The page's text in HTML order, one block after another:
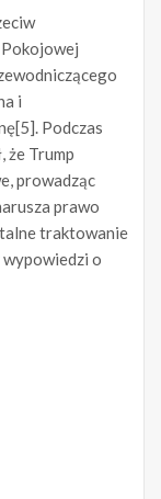
i
Podczas
że Trump
prowadząc
prawo
traktowanie
o